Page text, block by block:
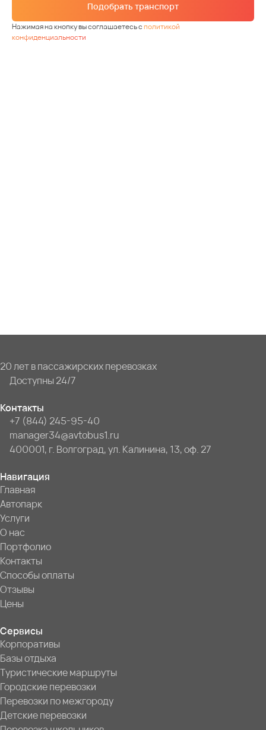
Подобрать транспорт
Нажимая на кнопку вы соглашаетесь сполитикой
конфиденциальности
20 лет в пассажирских перевозках
Доступны 24/7
Контакты
+7 (844) 245-95-40
manager34@avtobus1.ru
400001, г. Волгоград, ул. Калинина, 13, оф. 27
Навигация
Главная
Автопарк
Услуги
О нас
Портфолио
Контакты
Способы оплаты
Отзывы
Цены
Сервисы
Корпоративы
Базы отдыха
Туристические маршруты
Городские перевозки
Перевозки по межгороду
Детские перевозки